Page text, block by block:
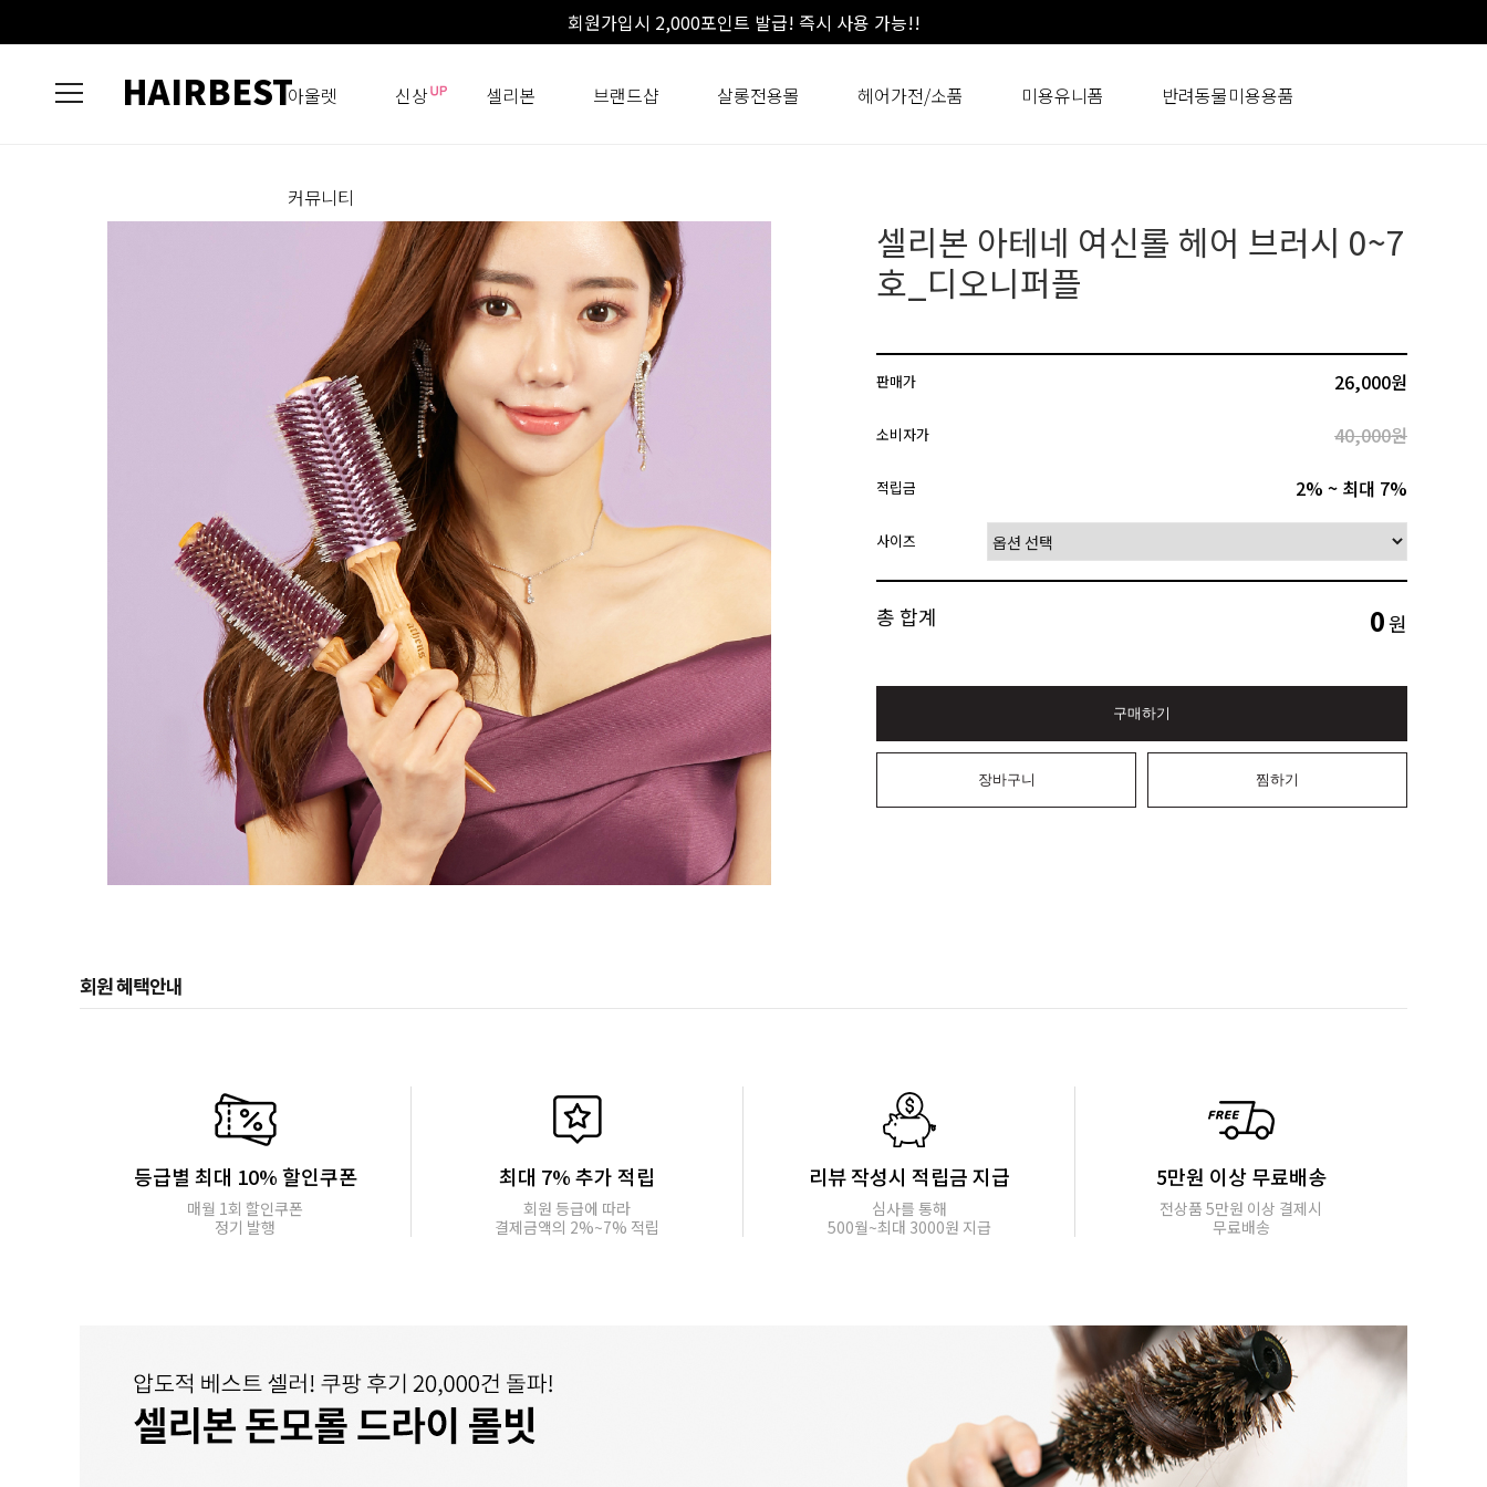
회원가입시 2,000포인트 발급! 즉시 사용 가능!!
HAIRBEST아울렛 신상 셀리본 브랜드샵 살롱전용몰 헤어가전/소품 미용유니폼 반려동물미용용품
커뮤니티
셀리본 아테네 여신롤 헤어 브러시 0~7
호_디오니퍼플
판매가 26,000원
소비자가 40,000원
적립금 2% ~ 최대 7%
사이즈
총 합계 0원
구매하기
장바구니 찜하기
회원 혜택안내
등급별 최대 10% 할인쿠폰
매월 1회 할인쿠폰
정기 발행
최대 7% 추가 적립
회원 등급에 따라
결제금액의 2%~7% 적립
리뷰 작성시 적립금 지급
심사를 통해
500월~최대 3000원 지급
5만원 이상 무료배송
전상품 5만원 이상 결제시
무료배송